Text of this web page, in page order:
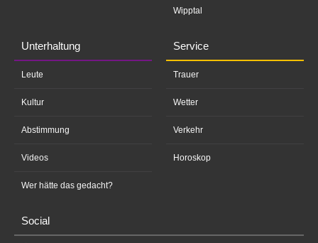
Wipptal
Unterhaltung
Leute
Kultur
Abstimmung
Videos
Wer hätte das gedacht?
Service
Trauer
Wetter
Verkehr
Horoskop
Social